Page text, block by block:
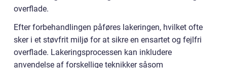
overflade.
Efter forbehandlingen påføres lakeringen, hvilket ofte
sker i et støvfrit miljø for at sikre en ensartet og fejlfri
overflade. Lakeringsprocessen kan inkludere
anvendelse af forskellige teknikker såsom